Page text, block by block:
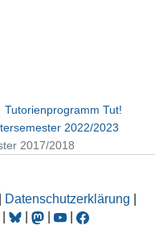
Tutorienprogramm Tut!
2022/2023
2017/2018
Datenschutzerklärung